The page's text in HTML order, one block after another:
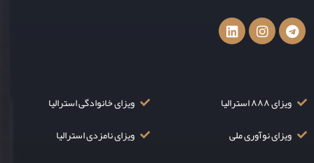
ویزای ۸۸۸ استرالیا
ویزای نوآوری ملی
ویزای خانوادگی استرالیا
ویزای نامزدی استرالیا